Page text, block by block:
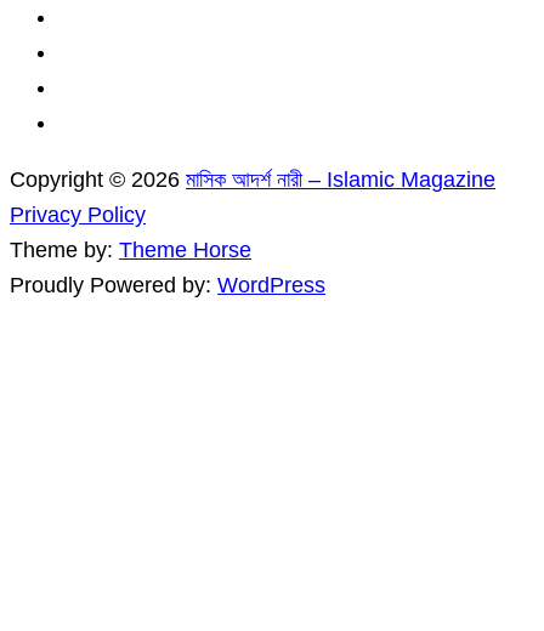
Copyright © 2026 মাসিক আদর্শ নারী – Islamic Magazine
Privacy Policy
Theme by: Theme Horse
Proudly Powered by: WordPress